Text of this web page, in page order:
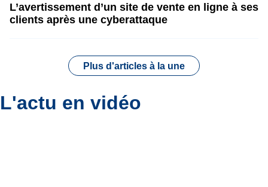
L’avertissement d’un site de vente en ligne à ses
clients après une cyberattaque
Plus d'articles à la une
L'actu en vidéo